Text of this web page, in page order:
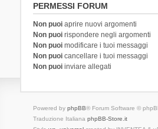
PERMESSI FORUM
Non puoiaprire nuovi argomenti
Non puoirispondere negli argomenti
Non puoimodificare i tuoi messaggi
Non puoicancellare i tuoi messaggi
Non puoiinviare allegati
Powered by phpBB® Forum Software ©
Traduzione Italiana phpBB-Store.it